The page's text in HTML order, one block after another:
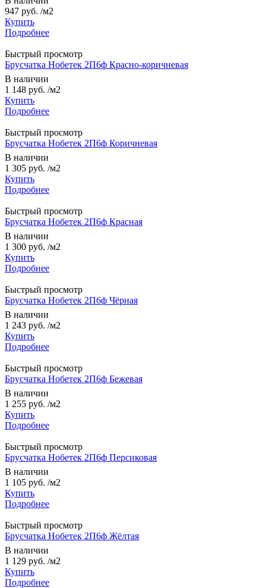
947 руб. /м2
Купить
Подробнее
Быстрый просмотр
Брусчатка Нобетек 2П6ф Красно-коричневая
В наличии
1 148 руб. /м2
Купить
Подробнее
Быстрый просмотр
Брусчатка Нобетек 2П6ф Коричневая
В наличии
1 305 руб. /м2
Купить
Подробнее
Быстрый просмотр
Брусчатка Нобетек 2П6ф Красная
В наличии
1 300 руб. /м2
Купить
Подробнее
Быстрый просмотр
Брусчатка Нобетек 2П6ф Чёрная
В наличии
1 243 руб. /м2
Купить
Подробнее
Быстрый просмотр
Брусчатка Нобетек 2П6ф Бежевая
В наличии
1 255 руб. /м2
Купить
Подробнее
Быстрый просмотр
Брусчатка Нобетек 2П6ф Персиковая
В наличии
1 105 руб. /м2
Купить
Подробнее
Быстрый просмотр
Брусчатка Нобетек 2П6ф Жёлтая
В наличии
1 129 руб. /м2
Купить
Подробнее